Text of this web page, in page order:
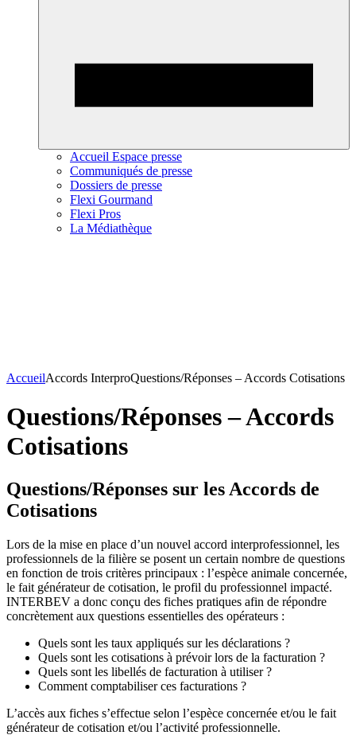
Accueil Espace presse
Communiqués de presse
Dossiers de presse
Flexi Gourmand
Flexi Pros
La Médiathèque
AccueilAccords InterproQuestions/Réponses – Accords Cotisations
Questions/Réponses – Accords
Cotisations
Questions/Réponses sur les Accords de
Cotisations
Lors de la mise en place d’un nouvel accord interprofessionnel, les
professionnels de la filière se posent un certain nombre de questions
en fonction de trois critères principaux : l’espèce animale concernée,
le fait générateur de cotisation, le profil du professionnel impacté.
INTERBEV a donc conçu des fiches pratiques afin de répondre
concrètement aux questions essentielles des opérateurs :
Quels sont les taux appliqués sur les déclarations ?
Quels sont les cotisations à prévoir lors de la facturation ?
Quels sont les libellés de facturation à utiliser ?
Comment comptabiliser ces facturations ?
L’accès aux fiches s’effectue selon l’espèce concernée et/ou le fait
générateur de cotisation et/ou l’activité professionnelle.